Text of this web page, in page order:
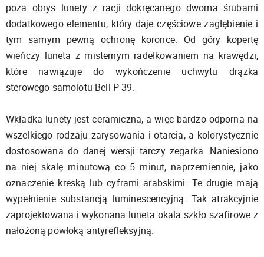
poza obrys lunety z racji dokręcanego dwoma śrubami
dodatkowego elementu, który daje częściowe zagłębienie i
tym samym pewną ochronę koronce. Od góry kopertę
wieńczy luneta z misternym radełkowaniem na krawędzi,
które nawiązuje do wykończenie uchwytu drążka
sterowego samolotu Bell P-39.
Wkładka lunety jest ceramiczna, a więc bardzo odporna na
wszelkiego rodzaju zarysowania i otarcia, a kolorystycznie
dostosowana do danej wersji tarczy zegarka. Naniesiono
na niej skalę minutową co 5 minut, naprzemiennie, jako
oznaczenie kreską lub cyframi arabskimi. Te drugie mają
wypełnienie substancją luminescencyjną. Tak atrakcyjnie
zaprojektowana i wykonana luneta okala szkło szafirowe z
nałożoną powłoką antyrefleksyjną.